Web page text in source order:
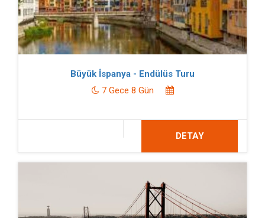
Büyük İspanya - Endülüs Turu
7 Gece 8 Gün
DETAY